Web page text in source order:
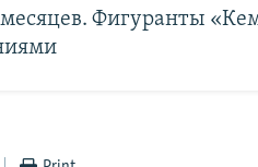
месяцев. Фигуранты